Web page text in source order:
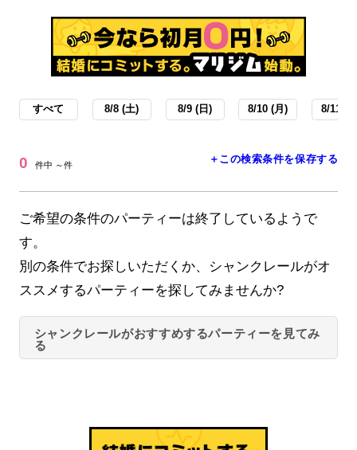
すべて 8/8 (土) 8/9 (日) 8/10 (月) 8/11 (
0 件中 ～件 ＋この検索条件を保存する
ご希望の条件のパーティーは終了しているようで
す。
別の条件でお探しいただくか、シャンクレールがオ
ススメするパーティーを探してみませんか?
シャンクレールがおすすめするパーティーを見てみ
る